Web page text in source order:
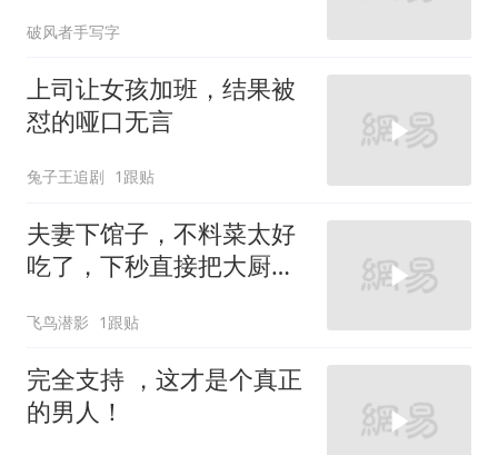
破风者手写字
上司让女孩加班，结果被
怼的哑口无言
兔子王追剧 1跟贴
夫妻下馆子，不料菜太好
吃了，下秒直接把大厨请
飞鸟潜影 1跟贴
完全支持 ，这才是个真正
的男人！